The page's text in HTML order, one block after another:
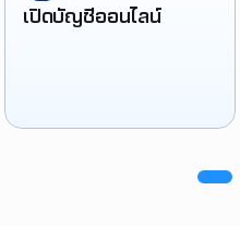
เปิดบัญชีออนไลน์